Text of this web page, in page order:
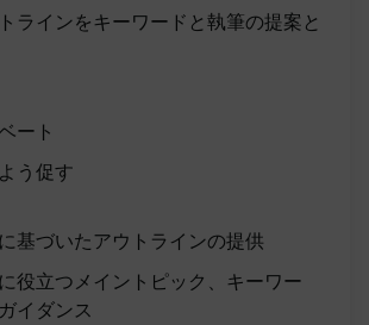
ラインをキーワードと執筆の提案と
ート
う促す
基づいたアウトラインの提供
役立つメイントピック、キーワー
イダンス